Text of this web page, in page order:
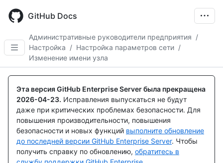
main
GitHub Docs
Административные руководители предприятия /
Настройка / Настройка параметров сети /
Изменение имени узла
Эта версия GitHub Enterprise Server была прекращена
2026-04-23. Исправления выпускаться не будут
даже при критических проблемах безопасности. Для
повышения производительности, повышения
безопасности и новых функций выполните обновление
до последней версии GitHub Enterprise Server. Чтобы
получить справку по обновлению, обратитесь в